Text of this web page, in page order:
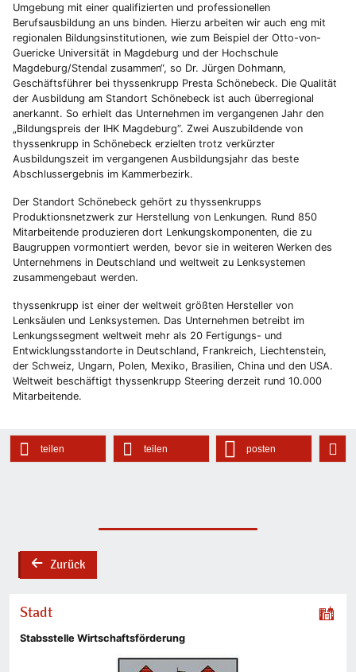
Umgebung mit einer qualifizierten und professionellen
Berufsausbildung an uns binden. Hierzu arbeiten wir auch eng mit
regionalen Bildungsinstitutionen, wie zum Beispiel der Otto-von-
Guericke Universität in Magdeburg und der Hochschule
Magdeburg/Stendal zusammen“, so Dr. Jürgen Dohmann,
Geschäftsführer bei thyssenkrupp Presta Schönebeck. Die Qualität
der Ausbildung am Standort Schönebeck ist auch überregional
anerkannt. So erhielt das Unternehmen im vergangenen Jahr den
„Bildungspreis der IHK Magdeburg“. Zwei Auszubildende von
thyssenkrupp in Schönebeck erzielten trotz verkürzter
Ausbildungszeit im vergangenen Ausbildungsjahr das beste
Abschlussergebnis im Kammerbezirk.
Der Standort Schönebeck gehört zu thyssenkrupps
Produktionsnetzwerk zur Herstellung von Lenkungen. Rund 850
Mitarbeitende produzieren dort Lenkungskomponenten, die zu
Baugruppen vormontiert werden, bevor sie in weiteren Werken des
Unternehmens in Deutschland und weltweit zu Lenksystemen
zusammengebaut werden.
thyssenkrupp ist einer der weltweit größten Hersteller von
Lenksäulen und Lenksystemen. Das Unternehmen betreibt im
Lenkungssegment weltweit mehr als 20 Fertigungs- und
Entwicklungsstandorte in Deutschland, Frankreich, Liechtenstein,
der Schweiz, Ungarn, Polen, Mexiko, Brasilien, China und den USA.
Weltweit beschäftigt thyssenkrupp Steering derzeit rund 10.000
Mitarbeitende.
teilen teilen posten
backZurück
Stadt
Stabsstelle Wirtschaftsförderung